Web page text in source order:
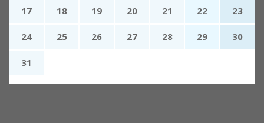
17 18 19 20 21 22 23
24 25 26 27 28 29 30
31